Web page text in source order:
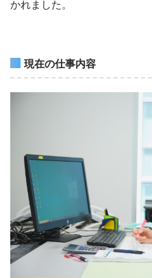
かれました。
現在の仕事内容